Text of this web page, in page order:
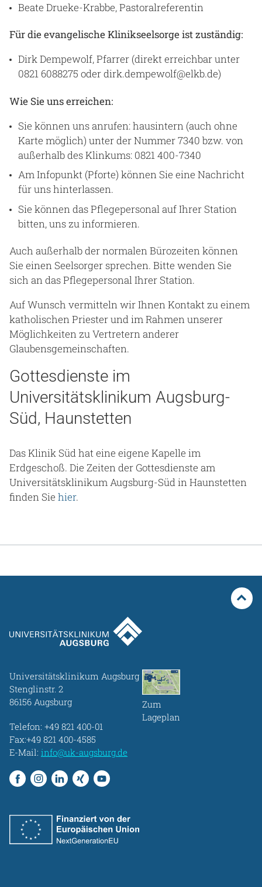
Beate Drueke-Krabbe, Pastoralreferentin
Für die evangelische Klinikseelsorge ist zuständig:
Dirk Dempewolf, Pfarrer (direkt erreichbar unter
0821 6088275 oder dirk.dempewolf@elkb.de)
Wie Sie uns erreichen:
Sie können uns anrufen: hausintern (auch ohne
Karte möglich) unter der Nummer 7340 bzw. von
außerhalb des Klinkums: 0821 400-7340
Am Infopunkt (Pforte) können Sie eine Nachricht
für uns hinterlassen.
Sie können das Pflegepersonal auf Ihrer Station
bitten, uns zu informieren.
Auch außerhalb der normalen Bürozeiten können
Sie einen Seelsorger sprechen. Bitte wenden Sie
sich an das Pflegepersonal Ihrer Station.
Auf Wunsch vermitteln wir Ihnen Kontakt zu einem
katholischen Priester und im Rahmen unserer
Möglichkeiten zu Vertretern anderer
Glaubensgemeinschaften.
Gottesdienste im
Universitätsklinikum Augsburg-
Süd, Haunstetten
Das Klinik Süd hat eine eigene Kapelle im
Erdgeschoß. Die Zeiten der Gottesdienste am
Universitätsklinikum Augsburg-Süd in Haunstetten
finden Sie hier.
Universitätsklinikum Augsburg
Stenglinstr. 2
86156 Augsburg
Telefon: +49 821 400-01
Fax:+49 821 400-4585
E-Mail: info@uk-augsburg.de
Zum
Lageplan